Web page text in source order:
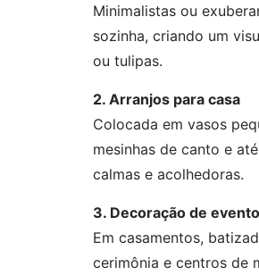
Minimalistas ou
sozinha, criando um
ou tulipas.
2. Arranjos para casa
Colocada em vasos
mesinhas de canto e
calmas e acolhedoras.
3. Decoração de
Em casamentos,
cerimônia e centros de